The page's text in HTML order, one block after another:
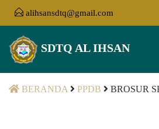
alihsansdtq@gmail.com
SDTQ AL IHSAN
BERANDA PPDB BROSUR